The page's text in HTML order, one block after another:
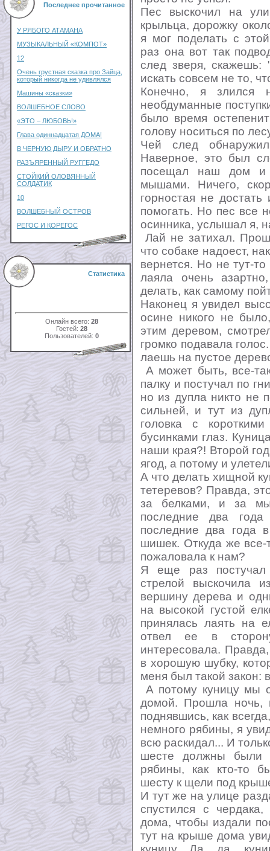
Последнее прочитанное
У РЯБОГО АТАМАНА
МУЗЫКАЛЬНЫЙ «КОМПОТ»
12
Очень грустная сказка про Зайца,
который никогда не удивлялся
Машины «сказки»
ВОЛШЕБНОЕ СЛОВО
«ЭТО – ЛЮБОВЬ!»
Глава одиннадцатая ДОМА!
В ЧЕРНУЮ ДЫРУ И ОБРАТНО
РАЗЪЯРЕННЫЙ РУГГЕДО
СТОЙКИЙ ОЛОВЯННЫЙ
СОЛДАТИК
10
ВОЛШЕБНЫЙ ОСТРОВ
РЕГОС И КОРЕГОС
Статистика
Онлайн всего: 28
Гостей: 28
Пользователей: 0
Пес выскочил на
крыльца, дорожку
я мог поделать с
раз она вот так
след зверя,
искать совсем не то,
Конечно, я
необдуманные
было время
голову носиться по
Чей след
Наверное, это был
посещал наш дом и
мышами. Ничего,
горностая не
помогать. Но пес все
осинника, услышал я,
Лай не затихал.
что собаке надоест,
вернется. Но не тут-
лаяла очень
делать, как самому
Наконец я увидел
осине никого не
этим деревом,
громко подавала
лаешь на пустое
А может быть, все-
палку и постучал по
но из дупла никто не
сильней, и тут из
головка с
бусинками глаз.
наши края?! Второй
ягод, а потому и
А что делать хищной
тетеревов? Правда,
за белками, и за
последние два
последние два года
шишек. Откуда же все-
пожаловала к нам?
Я еще раз постучал
стрелой выскочила
вершину дерева и
на высокой густой
принялась лаять на
отвел ее в
интересовала.
в хорошую шубку,
меня был такой закон:
А потому куницу мы
домой. Прошла ночь,
поднявшись, как
немного рябины, я
всю раскидал... И
шесте должны были
рябины, как кто-то
шесту к щели под
И тут же на улице
спустился с
дома, чтобы издали
тут на крыше дома